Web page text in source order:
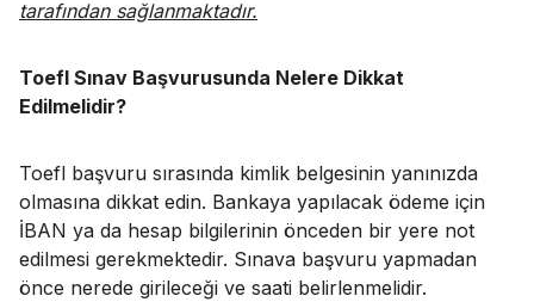
tarafından sağlanmaktadır.
Toefl Sınav Başvurusunda Nelere Dikkat
Edilmelidir?
Toefl başvuru sırasında kimlik belgesinin yanınızda
olmasına dikkat edin. Bankaya yapılacak ödeme için
İBAN ya da hesap bilgilerinin önceden bir yere not
edilmesi gerekmektedir. Sınava başvuru yapmadan
önce nerede girileceği ve saati belirlenmelidir.